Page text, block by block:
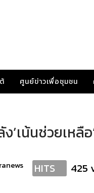
ศูนย์ข่าวเพื่อชุมชน
ง’เน้นช่วยเห
HITS 425